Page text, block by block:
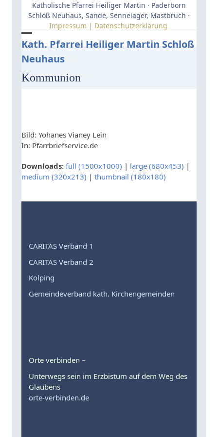
Katholische Pfarrei Heiliger Martin · Paderborn
Schloß Neuhaus, Sande, Sennelager, Mastbruch ·
Impressum | Datenschutzerklärung
Kath. Pfarrei Heiliger Martin Schloß
Neuhaus
Open
mobile
menu
Close
mobile
menu
Kommunion
Bild: Yohanes Vianey Lein
In: Pfarrbriefservice.de
Downloads: full (1500x1000) | large (680x453) |
medium (320x213) | thumbnail (180x180)
CARITAS Verband 1
CARITAS Verband 2
Kolping
Gemeindeverband kath. Kirchengemeinden
Orte verbinden –
Unterwegs sein im Erzbistum auf dem Weg des
Glaubens
orte-verbinden.de